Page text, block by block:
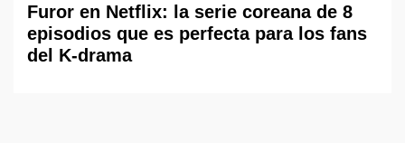
Furor en Netflix: la serie coreana de 8
episodios que es perfecta para los fans
del K-drama